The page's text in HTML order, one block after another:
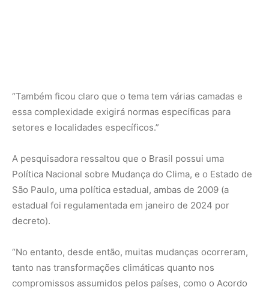
“Também ficou claro que o tema tem várias camadas e
essa complexidade exigirá normas específicas para
setores e localidades específicos.”
A pesquisadora ressaltou que o Brasil possui uma
Política Nacional sobre Mudança do Clima, e o Estado de
São Paulo, uma política estadual, ambas de 2009 (a
estadual foi regulamentada em janeiro de 2024 por
decreto).
“No entanto, desde então, muitas mudanças ocorreram,
tanto nas transformações climáticas quanto nos
compromissos assumidos pelos países, como o Acordo